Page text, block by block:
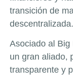
transición de
descentralizada.
Asociado al Big
un gran aliado,
transparente y